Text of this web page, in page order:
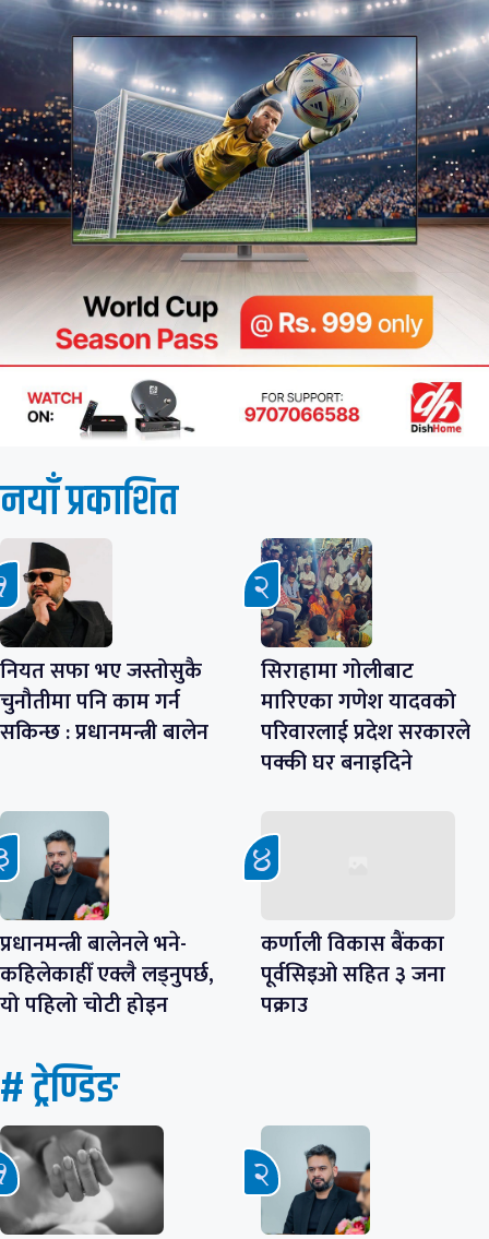
नयाँ प्रकाशित
नियत सफा भए जस्तोसुकै
चुनौतीमा पनि काम गर्न
सकिन्छ : प्रधानमन्त्री बालेन
सिराहामा गोलीबाट
मारिएका गणेश यादवको
परिवारलाई प्रदेश सरकारले
पक्की घर बनाइदिने
प्रधानमन्त्री बालेनले भने-
कहिलेकाहीँ एक्लै लड्नुपर्छ,
यो पहिलो चोटी होइन
कर्णाली विकास बैंकका
पूर्वसिइओ सहित ३ जना
पक्राउ
# ट्रेण्डिङ